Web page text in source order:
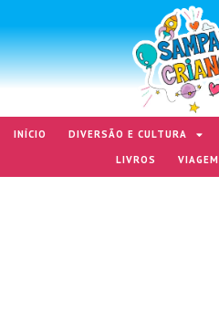
INÍCIO DIVERSÃO E CULTURA
LIVROS
VIAGEM